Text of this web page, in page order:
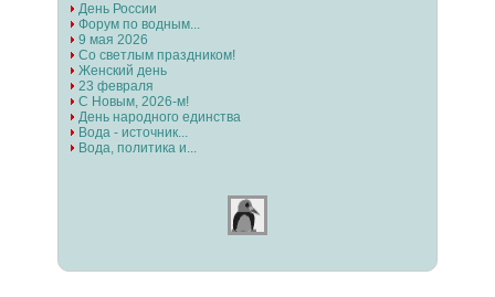
День России
Форум по водным...
9 мая 2026
Со светлым праздником!
Женский день
23 февраля
С Новым, 2026-м!
День народного единства
Вода - источник...
Вода, политика и...